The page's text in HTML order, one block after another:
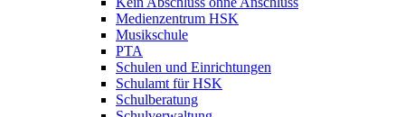
Medienzentrum HSK
Musikschule
PTA
Schulen und Einrichtungen
Schulamt für HSK
Schulberatung